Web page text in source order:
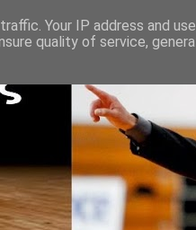
Your IP address and
quality of service,